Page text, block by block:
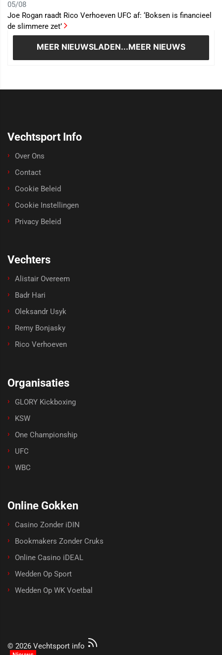
05/08
Joe Rogan raadt Rico Verhoeven UFC af: ‘Boksen is financieel
de slimmere zet’
MEER NIEUWSLADEN...MEER NIEUWS
Vechtsport Info
Over Ons
Contact
Cookie Beleid
Cookie Instellingen
Privacy Beleid
Vechters
Alistair Overeem
Badr Hari
Oleksandr Usyk
Remy Bonjasky
Rico Verhoeven
Organisaties
GLORY Kickboxing
KSW
One Championship
UFC
WBC
Online Gokken
Casino Zonder iDIN
Bookmakers Zonder Cruks
Online Casino iDEAL
Wedden Op Sport
Wedden Op WK Voetbal
© 2026 Vechtsport info